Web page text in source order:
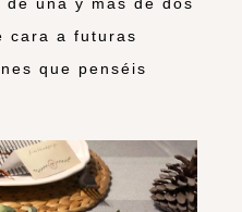
cara a futuras
que penséis